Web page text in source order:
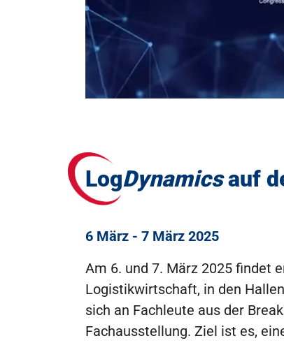
LogDynamicsauf
6 März - 7 März 2025
Am 6. und 7. März 2025 findet
Logistikwirtschaft, in den
sich an Fachleute aus der
Fachausstellung. Ziel ist es,